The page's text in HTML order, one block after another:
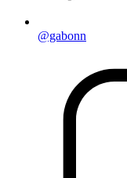
@gabonn